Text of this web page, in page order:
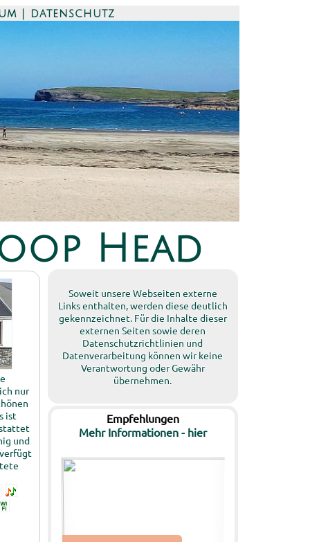
| datenschutz
Head
nur
ist
und
Soweit unsere Webseiten externe
Links enthalten, werden diese deutlich
gekennzeichnet. Für die Inhalte dieser
externen Seiten sowie deren
Datenschutzrichtlinien und
Datenverarbeitung können wir keine
Verantwortung oder Gewähr
übernehmen.
Empfehlungen
Mehr Informationen - hier